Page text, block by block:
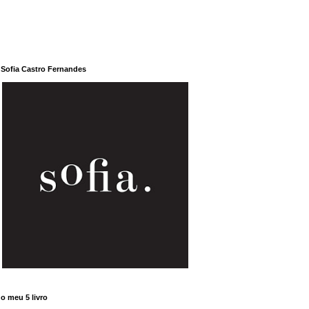
Sofia Castro Fernandes
o meu 5 livro